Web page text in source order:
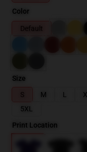
Color
Default
Size
S
M L
5XL
Print Location